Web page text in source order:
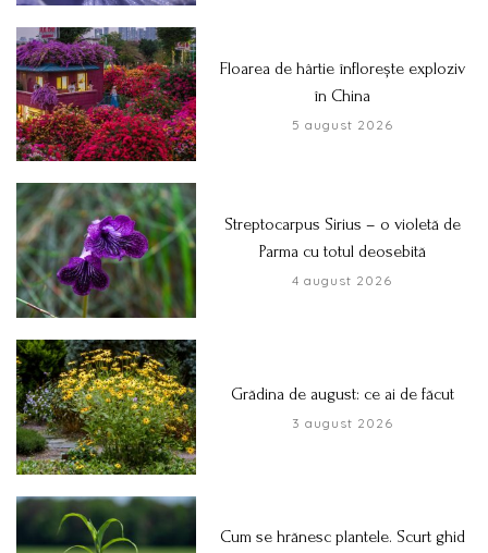
Floarea de hârtie înflorește exploziv
în China
5 august 2026
Streptocarpus Sirius – o violetă de
Parma cu totul deosebită
4 august 2026
Grădina de august: ce ai de făcut
3 august 2026
Cum se hrănesc plantele. Scurt ghid